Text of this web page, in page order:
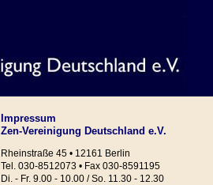
Impressum
Zen-Vereinigung Deutschland e.V.
Rheinstraße 45 • 12161 Berlin
Tel. 030-8512073 • Fax 030-8591195
Di. - Fr. 9.00 - 10.00 / So. 11.30 - 12.30